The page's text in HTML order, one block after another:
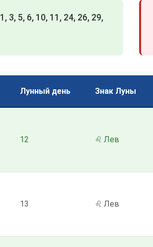
1, 3, 5, 6, 10, 11, 24, 26, 29,
Лунный день Знак Луны
12 ♌ Лев
13 ♌ Лев